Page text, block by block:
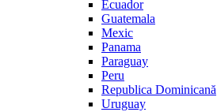
Ecuador
Guatemala
Mexic
Panama
Paraguay
Peru
Republica Dominicană
Uruguay